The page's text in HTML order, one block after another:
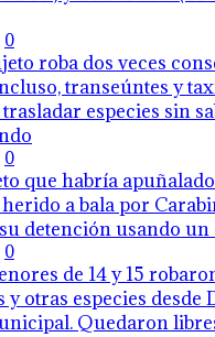
0
roba dos veces
transeúntes y
especies sin
0
que habría
a bala por
detención usando
0
de 14 y 15
y otras especies desde
Quedaron